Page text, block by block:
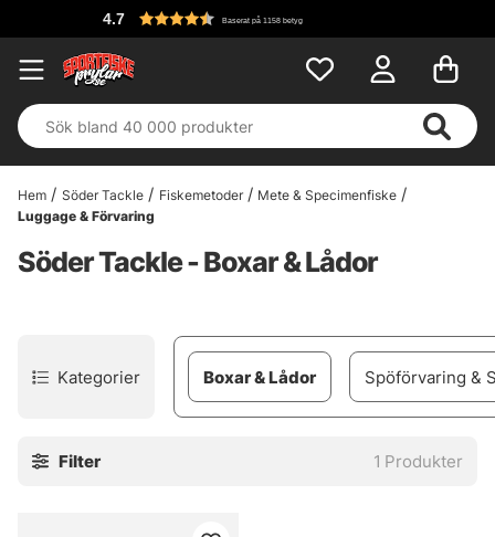
4.7 Baserat på 1158 betyg
Hem Söder Tackle Fiskemetoder
Mete & Specimenfiske
Luggage & Förvaring
Söder Tackle - Boxar & Lådor
Kategorier Boxar & Lådor Spöförvaring &
Filter 1 Produkter